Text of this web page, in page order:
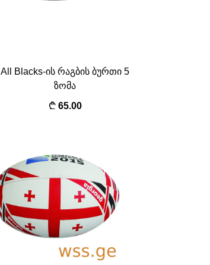
All Blacks-ის რაგბის ბურთი 5
ზომა
65.00